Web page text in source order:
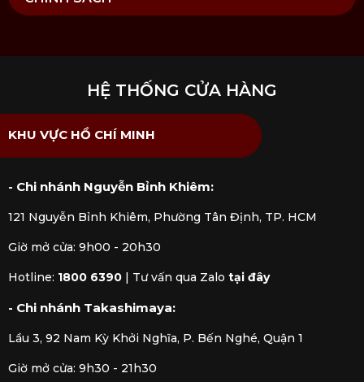
HỆ THỐNG CỬA HÀNG
KHU VỰC HỒ CHÍ MINH
- Chi nhánh Nguyễn Bỉnh Khiêm:
121 Nguyễn Bỉnh Khiêm, Phường Tân Định, TP. HCM
Giờ mở cửa: 9h00 - 20h30
Hotline: 1800 6390 | Tư vấn qua Zalo tại đây
- Chi nhánh Takashimaya:
Lầu 3, 92 Nam Kỳ Khởi Nghĩa, P. Bến Nghé, Quận 1
Giờ mở cửa: 9h30 - 21h30